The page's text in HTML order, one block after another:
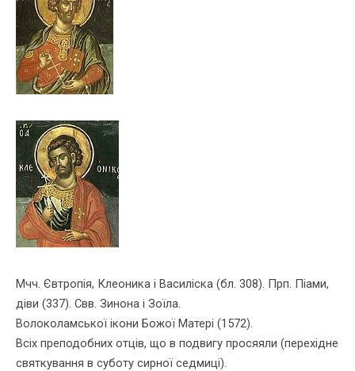
Мчч. Євтропiя, Клеоника i Василiска (бл. 308). Прп. Пiами,
дiви (337). Свв. Зинона i Зоїла.
Волоколамської iкони Божої Матерi (1572).
Всіх преподобних отців, що в подвигу просяяли (перехідне
святкування в суботу сирної седмиці).